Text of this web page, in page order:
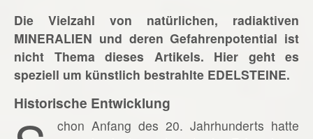
Die Vielzahl von natürlichen, radiaktiven
MINERALIEN und deren Gefahrenpotential ist
nicht Thema dieses Artikels. Hier geht es
speziell um künstlich bestrahlte EDELSTEINE.
Historische Entwicklung
chon Anfang des 20. Jahrhunderts hatte